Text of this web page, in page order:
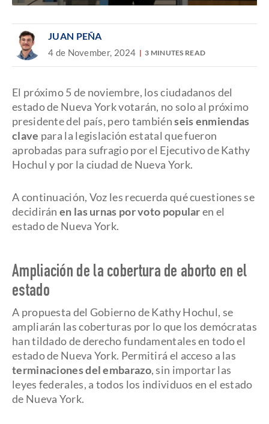
JUAN PEÑA
4 de November, 2024 3 MINUTES READ
El próximo 5 de noviembre, los ciudadanos del
estado de Nueva York votarán, no solo al próximo
presidente del país, pero tambiénseis enmiendas
clave para la legislación estatal que fueron
aprobadas para sufragio por el Ejecutivo de Kathy
Hochul y por la ciudad de Nueva York.
A continuación, Voz les recuerda qué cuestiones se
decidiránen las urnas por voto popularen el
estado de Nueva York.
Ampliación de la cobertura de aborto en el
estado
A propuesta del Gobierno de Kathy Hochul, se
ampliarán las coberturas por lo que los demócratas
han tildado de derecho fundamentales en todo el
estado de Nueva York. Permitirá el acceso a las
terminaciones del embarazo, sin importar las
leyes federales, a todos los individuos en el estado
de Nueva York.